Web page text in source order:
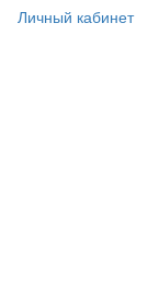
Личный кабинет